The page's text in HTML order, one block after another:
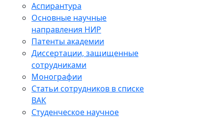
Аспирантура
Основные научные
направления НИР
Патенты академии
Диссертации, защищенные
сотрудниками
Монографии
Статьи сотрудников в списке
ВАК
Студенческое научное